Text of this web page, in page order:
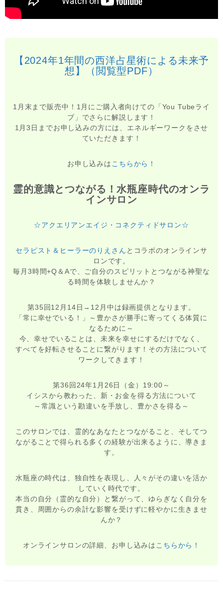
【2024年1年間の西洋占星術による未来予
想】（閲覧型PDF）
1月末まで販売中！1月にご購入者向けての「You Tubeライ
ブ」でさらに解説します！
1月3日までお申し込みの方には、エネルギーワークをさせ
ていただきます！
お申し込みは こちらから！
霊的意識とつながる！水瓶座時代のオンラ
インサロン
☆アクエリアンエイジ・コネクティドサロン☆
セラピスト＆ヒーラーのりえさん とコラボのオンラインサ
ロンです。
毎月3時間+Q＆Aで、ご自分のスピリットとつながる神聖な
る時間を体験しませんか？
第35回12月14日→12月中は録画提供となります。
「常に幸せでいる！」～豊かさが勝手に寄ってくる体質に
なるために～
今、幸せでいることは、未来を幸せにするだけでなく、
すべてを好転させることに繋がります！その方法について
ワークしてきます！
第36回24年1月26日（金）19:00～
イシスから教わった、新・お金を得る方法について
～常識という勘違いを手放し、豊かさを得る～
このサロンでは、霊的なあなたとつながること、そしてつ
ながることで得られる多くの経験が出来るように、導きま
す。
水瓶座の時代は、独自性を表現し、人々がその違いを活か
していく時代です。
本当の自分（霊的な自分）と繋がって、ゆらぎなく自分を
貫き、周囲からの余計な影響を受けずに軽やかに生きませ
んか？
オンラインサロンの詳細、お申し込みは こちらから！